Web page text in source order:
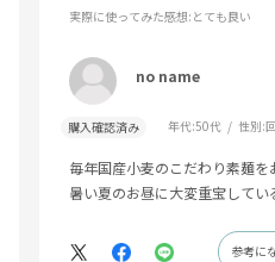
実際に使ってみた感想:とても良い
no name
購入確認済み 年代:50代 性別:
毎年国産小麦のこだわり素麺を
暑い夏のお昼に大変重宝してい
参考に